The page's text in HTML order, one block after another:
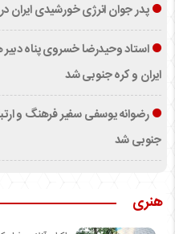
پدر جوان انرژی خورشیدی
استاد وحیدرضا خسروی پناه
ایران و کره جنوبی شد
رضوانه یوسفی سفیر فرهنگ و
جنوبی شد
هنری